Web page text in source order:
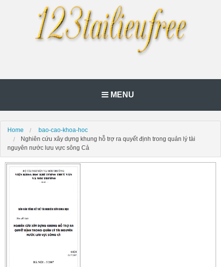
MENU
Home
bao-cao-khoa-hoc
Nghiên cứu xây dựng khung hỗ trợ ra quyết định trong quản lý tài
nguyên nước lưu vực sông Cả